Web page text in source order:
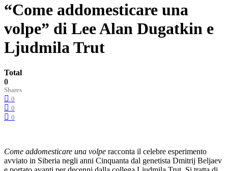
“Come addomesticare una
volpe” di Lee Alan Dugatkin e
Ljudmila Trut
Total
0
Shares
0
0
0
Come addomesticare una volpe racconta il celebre esperimento
avviato in Siberia negli anni Cinquanta dal genetista Dmitrij Beljaev